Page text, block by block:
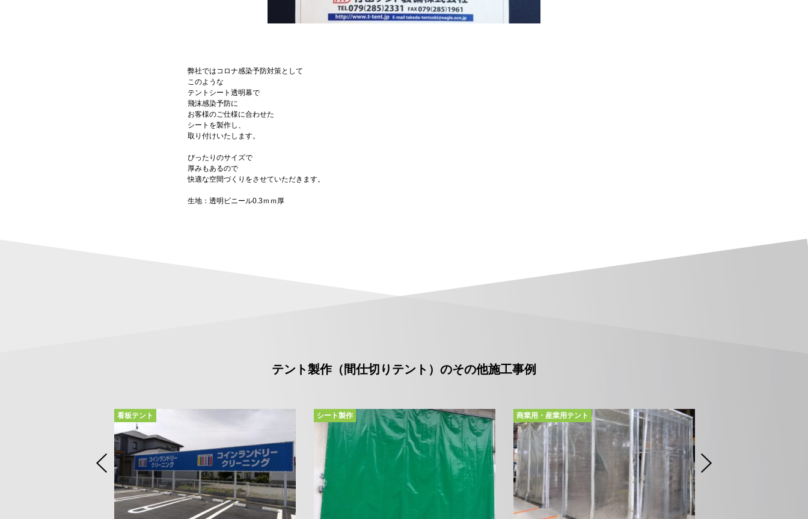
弊社ではコロナ感染予防対策として
このような
テントシート透明幕で
飛沫感染予防に
お客様のご仕様に合わせた
シートを製作し、
取り付けいたします。
ぴったりのサイズで
厚みもあるので
快適な空間づくりをさせていただきます。
生地：透明ビニール0.3ｍｍ厚
テント製作（間仕切りテント）のその他施工事例
看板テント シート製作 商業用・産業用テント